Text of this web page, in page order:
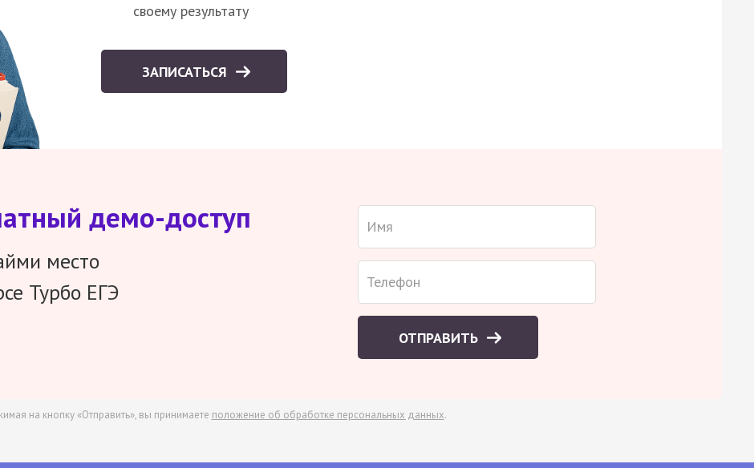
своему результату
ЗАПИСАТЬСЯ
демо-доступ
место
Турбо ЕГЭ
ОТПРАВИТЬ
на кнопку «Отправить», вы принимаете положение об обработке персональных данных.